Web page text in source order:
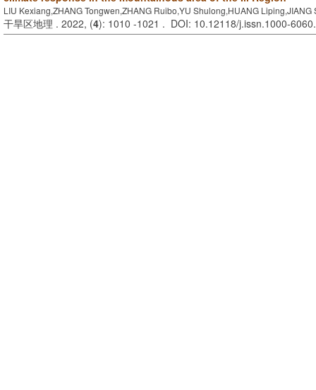
LIU Kexiang,ZHANG Tongwen,ZHANG Ruibo,YU Shulong,HUANG
干旱区地理 . 2022, (4): 1010 -1021 . DOI: 10.12118/j.issn.1000-